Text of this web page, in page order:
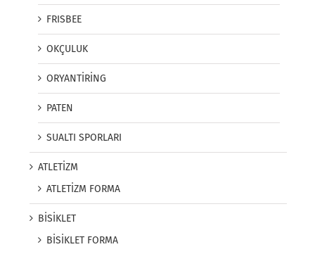
FRISBEE
OKÇULUK
ORYANTİRİNG
PATEN
SUALTI SPORLARI
ATLETİZM
ATLETİZM FORMA
BİSİKLET
BİSİKLET FORMA